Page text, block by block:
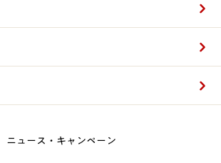
ニュース・キャンペーン